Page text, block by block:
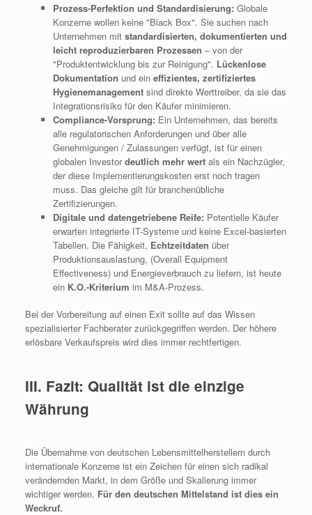
Prozess-Perfektion und Standardisierung: Globale
Konzerne wollen keine "Black Box". Sie suchen nach
Unternehmen mit standardisierten, dokumentierten und
leicht reproduzierbaren Prozessen – von der
"Produktentwicklung bis zur Reinigung". Lückenlose
Dokumentation und ein effizientes, zertifiziertes
Hygienemanagementsind direkte Werttreiber, da sie das
Integrationsrisiko für den Käufer minimieren.
Compliance-Vorsprung: Ein Unternehmen, das bereits
alle regulatorischen Anforderungen und über alle
Genehmigungen / Zulassungen verfügt, ist für einen
globalen Investordeutlich mehr wertals ein Nachzügler,
der diese Implementierungskosten erst noch tragen
muss. Das gleiche gilt für branchenübliche
Zertifizierungen.
Digitale und datengetriebene Reife: Potentielle Käufer
erwarten integrierte IT-Systeme und keine Excel-basierten
Tabellen. Die Fähigkeit, Echtzeitdaten über
Produktionsauslastung, (Overall Equipment
Effectiveness) und Energieverbrauch zu liefern, ist heute
ein K.O.-Kriterium im M&A-Prozess.
Bei der Vorbereitung auf einen Exit sollte auf das Wissen
spezialisierter Fachberater zurückgegriffen werden. Der höhere
erlösbare Verkaufspreis wird dies immer rechtfertigen.
III. Fazit: Qualität ist die einzige
Währung
Die Übernahme von deutschen Lebensmittelherstellern durch
internationale Konzerne ist ein Zeichen für einen sich radikal
verändernden Markt, in dem Größe und Skalierung immer
wichtiger werden. Für den deutschen Mittelstand ist dies ein
Weckruf.